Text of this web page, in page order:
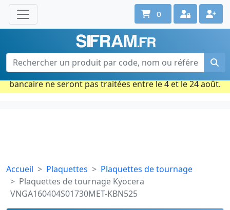
Une question ? Un conseil ?
Contactez-nous au 02 40 92 17 71
Ouvert du lun. au vend. de 08h à 18h
Période estivale : Les commandes prises par carte
bancaire ne seront pas traitées entre le 4 et le 24 août.
0
Accueil Plaquettes
Plaquettes de tournage
Plaquettes de tournage Kyocera
VNGA160404S01730MET-KBN525